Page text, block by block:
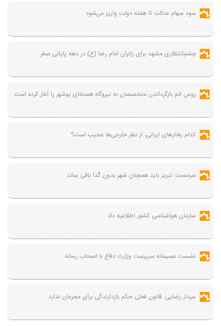
سود سهام عدالت تا هفته دولت واریز می‌شود
چشم‌انتظاری مشهد برای زائران امام رضا (ع) در دهه پایانی صفر
روس اتم بازگرداندن متخصصان به نیروگاه هسته‌ای بوشهر را آغاز کرده است
کدام رفتارهای ایرانی، از نظر خارجی‌ها عجیب است؟
سرمست: تبریز باید همچنان شهر بدون گدا باقی بماند
سازمان هواشناسی کشور اطلاعیه داد
نشست صمیمانه سرپرست وزارت دفاع با اصحاب رسانه
سردار رضایی: قانون فعلی حکم بازدارندگی برای مجرمان ندارد